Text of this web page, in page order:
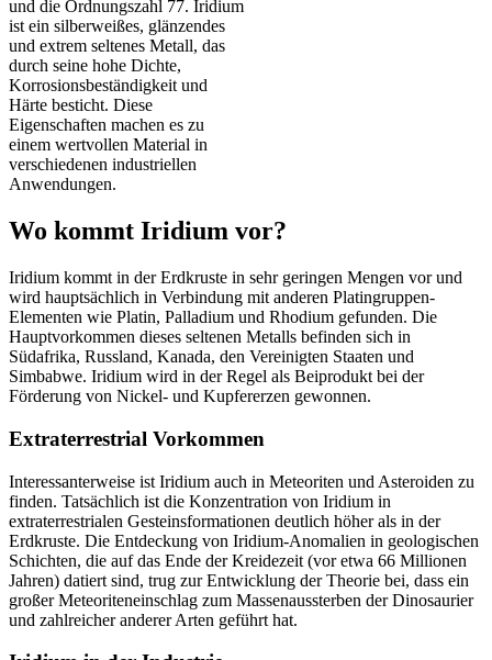
und die Ordnungszahl 77. Iridium
ist ein silberweißes, glänzendes
und extrem seltenes Metall, das
durch seine hohe Dichte,
Korrosionsbeständigkeit und
Härte besticht. Diese
Eigenschaften machen es zu
einem wertvollen Material in
verschiedenen industriellen
Anwendungen.
Wo kommt Iridium vor?
Iridium kommt in der Erdkruste in sehr geringen Mengen vor und
wird hauptsächlich in Verbindung mit anderen Platingruppen-
Elementen wie Platin, Palladium und Rhodium gefunden. Die
Hauptvorkommen dieses seltenen Metalls befinden sich in
Südafrika, Russland, Kanada, den Vereinigten Staaten und
Simbabwe. Iridium wird in der Regel als Beiprodukt bei der
Förderung von Nickel- und Kupfererzen gewonnen.
Extraterrestrial Vorkommen
Interessanterweise ist Iridium auch in Meteoriten und Asteroiden zu
finden. Tatsächlich ist die Konzentration von Iridium in
extraterrestrialen Gesteinsformationen deutlich höher als in der
Erdkruste. Die Entdeckung von Iridium-Anomalien in geologischen
Schichten, die auf das Ende der Kreidezeit (vor etwa 66 Millionen
Jahren) datiert sind, trug zur Entwicklung der Theorie bei, dass ein
großer Meteoriteneinschlag zum Massenaussterben der Dinosaurier
und zahlreicher anderer Arten geführt hat.